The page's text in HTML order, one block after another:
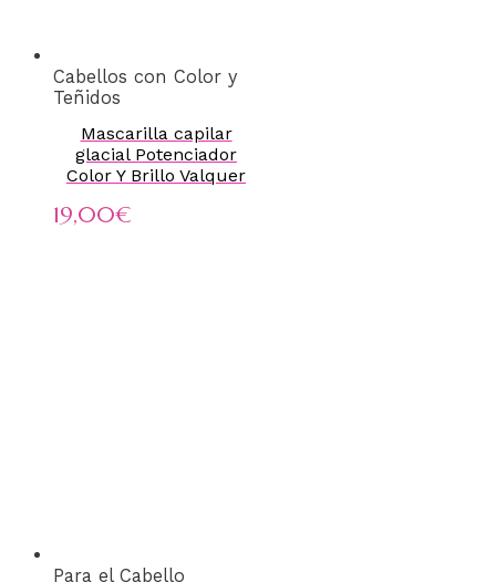
Cabellos con Color y
Teñidos
Mascarilla capilar
glacial Potenciador
Color Y Brillo Valquer
19,00€
Para el Cabello